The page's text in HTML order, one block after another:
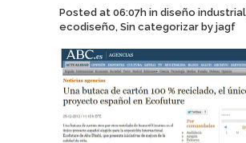
Posted at 06:07h in diseño industrial
ecodiseño, Sin categorizar by jagf